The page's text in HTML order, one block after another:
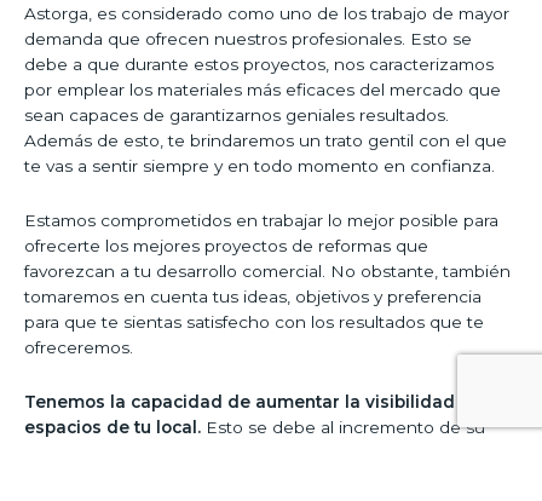
Astorga, es considerado como uno de los trabajo de mayor
demanda que ofrecen nuestros profesionales. Esto se
debe a que durante estos proyectos, nos caracterizamos
por emplear los materiales más eficaces del mercado que
sean capaces de garantizarnos geniales resultados.
Además de esto, te brindaremos un trato gentil con el que
te vas a sentir siempre y en todo momento en confianza.
Estamos comprometidos en trabajar lo mejor posible para
ofrecerte los mejores proyectos de reformas que
favorezcan a tu desarrollo comercial. No obstante, también
tomaremos en cuenta tus ideas, objetivos y preferencia
para que te sientas satisfecho con los resultados que te
ofreceremos.
Tenemos la capacidad de aumentar la visibilidad de los
espacios de tu local. Esto se debe al incremento de su